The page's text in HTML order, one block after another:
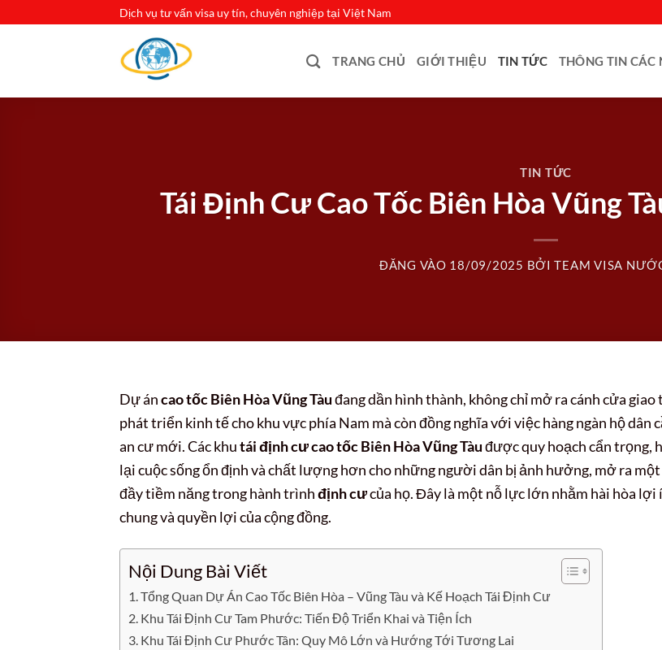
Dịch vụ tư vấn visa uy tín, chuyên nghiệp tại Việt Nam
TRANG CHỦ GIỚI THIỆU TIN TỨC THÔNG TIN CÁC
TIN TỨC
Tái Định Cư Cao Tốc Biên Hòa Vũng
ĐĂNG VÀO 18/09/2025 BỞITEAM VISA
Dự áncao tốc Biên Hòa Vũng Tàuđang dần hình thành, không chỉ mở ra cánh cửa
phát triển kinh tế cho khu vực phía Nam mà còn đồng nghĩa với việc hàng ngàn hộ dân
an cư mới. Các khutái định cư cao tốc Biên Hòa Vũng Tàuđược quy hoạch cẩn trọng,
lại cuộc sống ổn định và chất lượng hơn cho những người dân bị ảnh hưởng, mở ra
đầy tiềm năng trong hành trìnhđịnh cưcủa họ. Đây là một nỗ lực lớn nhằm hài hòa
chung và quyền lợi của cộng đồng.
Nội Dung Bài Viết
Tổng Quan Dự Án Cao Tốc Biên Hòa – Vũng Tàu và Kế Hoạch Tái Định Cư
Khu Tái Định Cư Tam Phước: Tiến Độ Triển Khai và Tiện Ích
Khu Tái Định Cư Phước Tân: Quy Mô Lớn và Hướng Tới Tương Lai